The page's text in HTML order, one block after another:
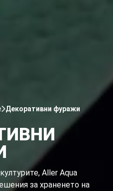
Декоративни фуражи
Aller Aqua
за храненето на